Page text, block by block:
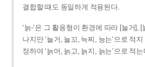
결합할 때도 동일하게 적용된다.
‘늙-’은 그 활용형이 환경에 따라 [늘거],
나지만 ‘늘거, 늘꼬, 늑찌, 능는’으로 적
정하여 ‘늙어, 늙고, 늙지, 늙는’으로 적는